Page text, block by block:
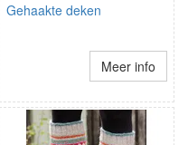
Gehaakte deken
Meer info